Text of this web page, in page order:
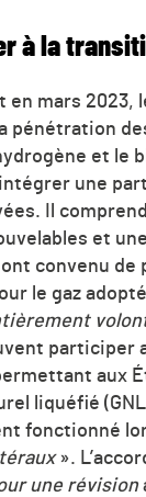
à la
mars 2023,
et le
une
Il
et
convenu de
le gaz
aux
liquéfié
fonctionné
».
une révision